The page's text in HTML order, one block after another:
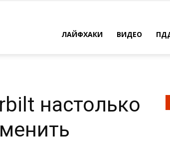
ЛАЙФХАКИ ВИДЕО
настолько